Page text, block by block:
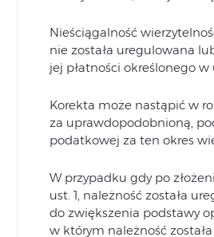
Ujęcie korekt ZD’FS
Ujęcie korekt
Ujęcie korekt
Nieściągalność
nie została uregulowana
jej płatności określonego
Korekta może nastąpić w
za uprawdopodobnioną,
podatkowej za ten okres
W przypadku gdy po
ust. 1, należność została
do zwiększenia podstawy
w którym należność